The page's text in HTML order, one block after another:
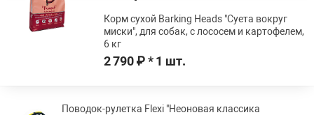
Корм сухой Barking Heads "Суета вокруг
миски", для собак, с лососем и картофелем,
6 кг
2 790 ₽ * 1 шт.
Поводок-рулетка Flexi "Неоновая классика